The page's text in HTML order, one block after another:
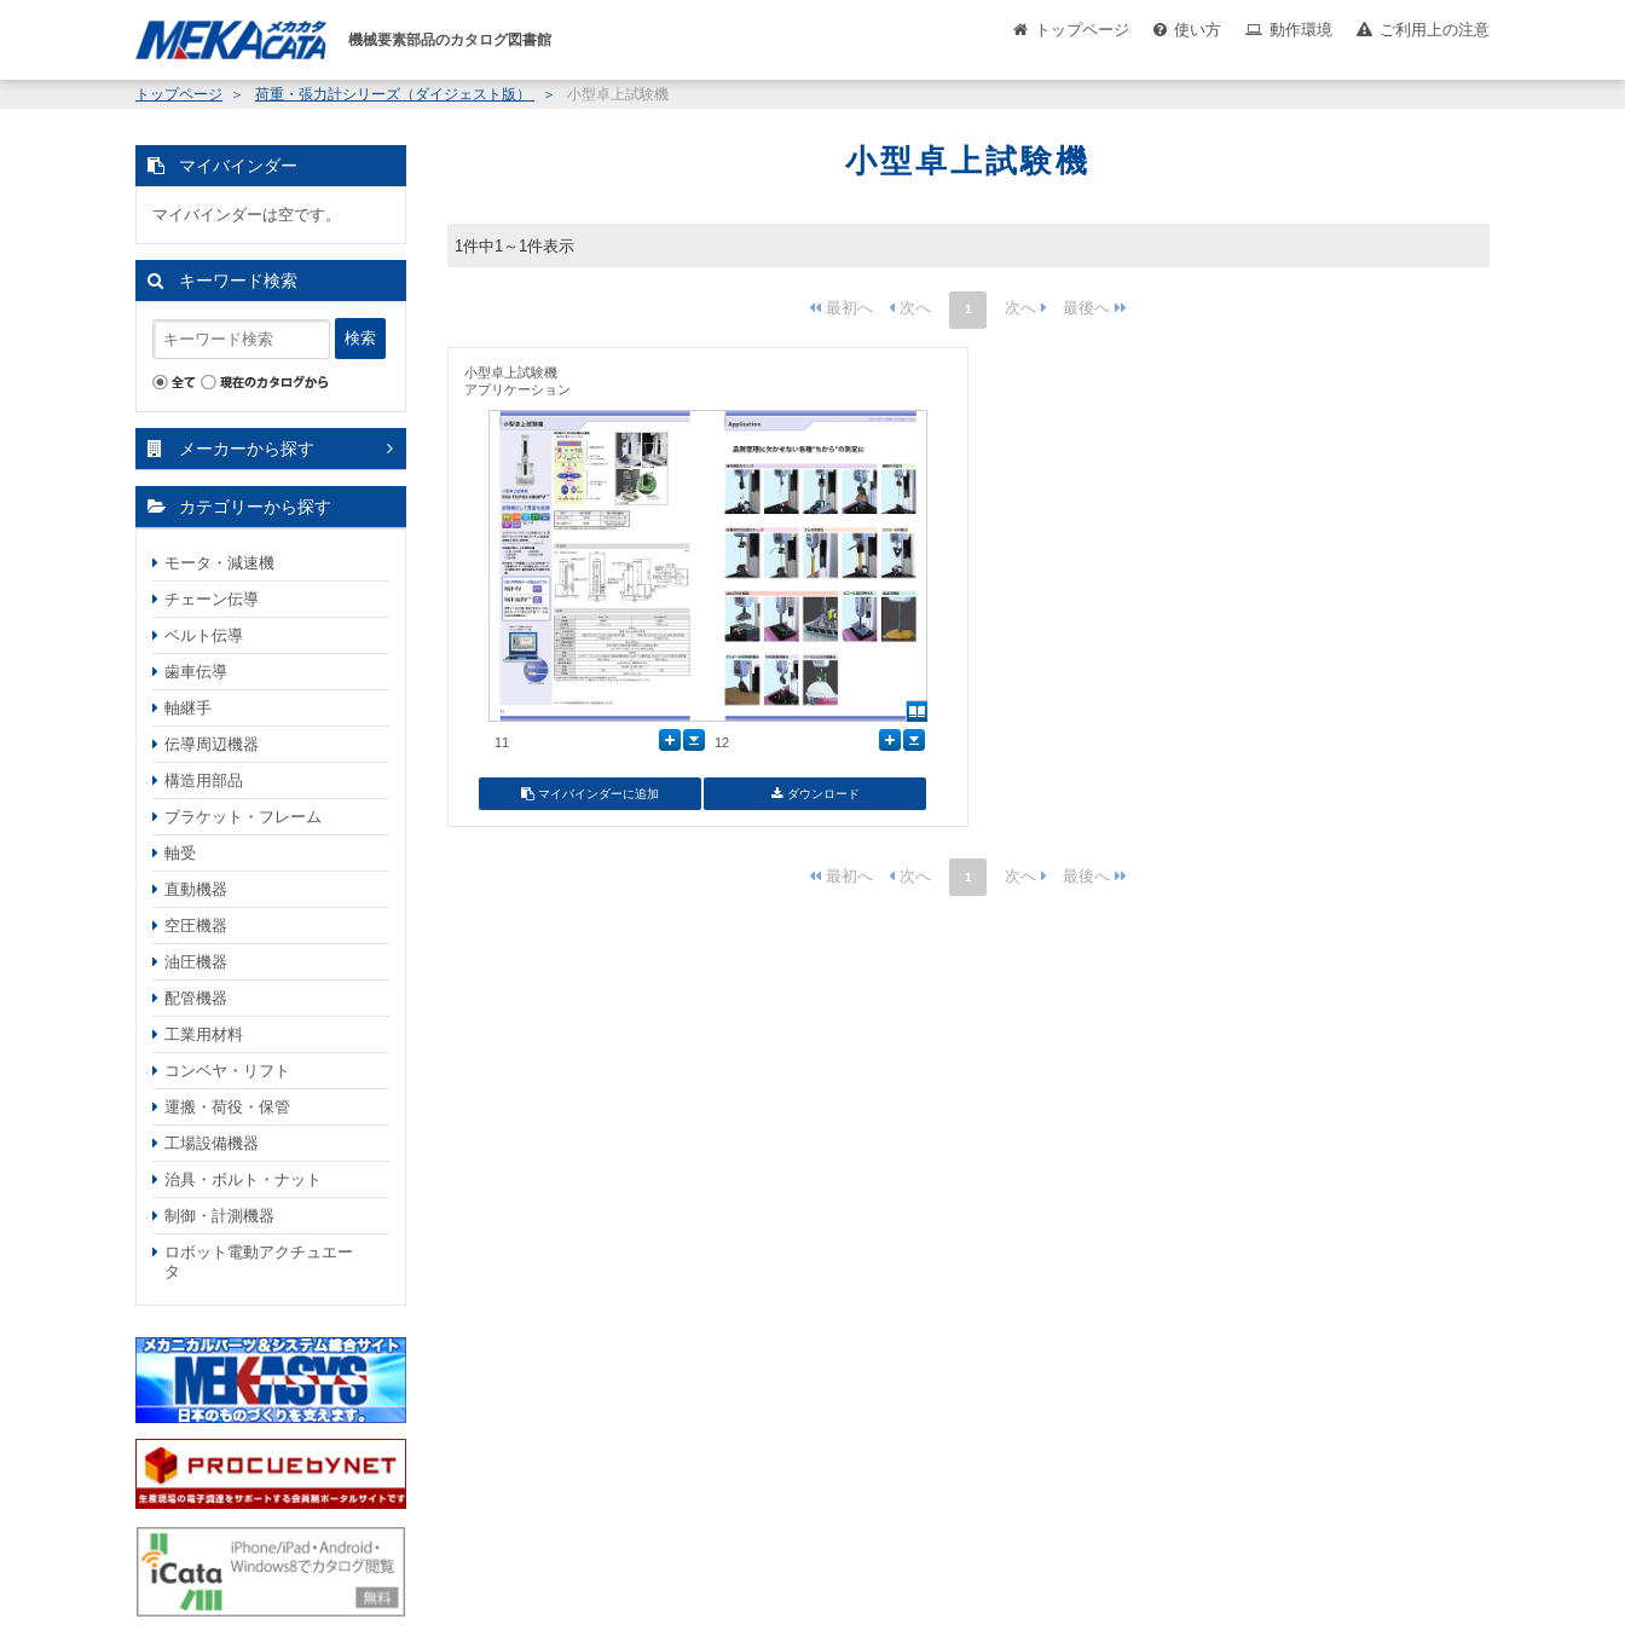
機械要素部品のカタログ図書館
トップページ 使い方 動作環境 ご利用上の注意
トップページ 荷重・張力計シリーズ（ダイジェスト版） 小型卓上試験機
小型卓上試験機
1件中1～1件表示
1
小型卓上試験機
アプリケーション
11 12
マイバインダーに追加 ダウンロード
1
マイバインダー
マイバインダーは空です。
キーワード検索
検索
メーカーから探す
カテゴリーから探す
モータ・減速機
チェーン伝導
ベルト伝導
歯車伝導
軸継手
伝導周辺機器
構造用部品
ブラケット・フレーム
軸受
直動機器
空圧機器
油圧機器
配管機器
工業用材料
コンベヤ・リフト
運搬・荷役・保管
工場設備機器
治具・ボルト・ナット
制御・計測機器
ロボット電動アクチュエー
タ